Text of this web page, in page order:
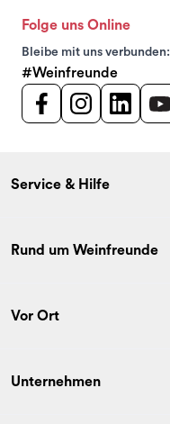
Folge uns Online
Bleibe mit uns verbunden:
#Weinfreunde
Service & Hilfe
Rund um Weinfreunde
Vor Ort
Unternehmen